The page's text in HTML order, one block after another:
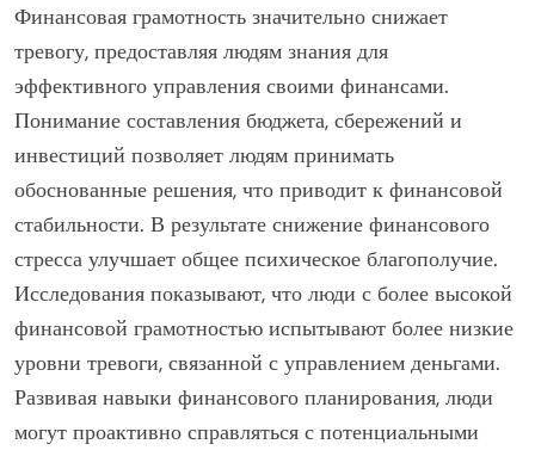
Финансовая грамотность значительно снижает
тревогу, предоставляя людям знания для
эффективного управления своими финансами.
Понимание составления бюджета, сбережений и
инвестиций позволяет людям принимать
обоснованные решения, что приводит к финансовой
стабильности. В результате снижение финансового
стресса улучшает общее психическое благополучие.
Исследования показывают, что люди с более высокой
финансовой грамотностью испытывают более низкие
уровни тревоги, связанной с управлением деньгами.
Развивая навыки финансового планирования, люди
могут проактивно справляться с потенциальными